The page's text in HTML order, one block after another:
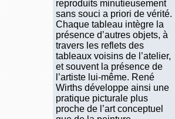
reproduits minutieusement
sans souci a priori de vérité.
Chaque tableau intègre la
présence d’autres objets, à
travers les reflets des
tableaux voisins de l’atelier,
et souvent la présence de
l’artiste lui-même. René
Wirths développe ainsi une
pratique picturale plus
proche de l’art conceptuel